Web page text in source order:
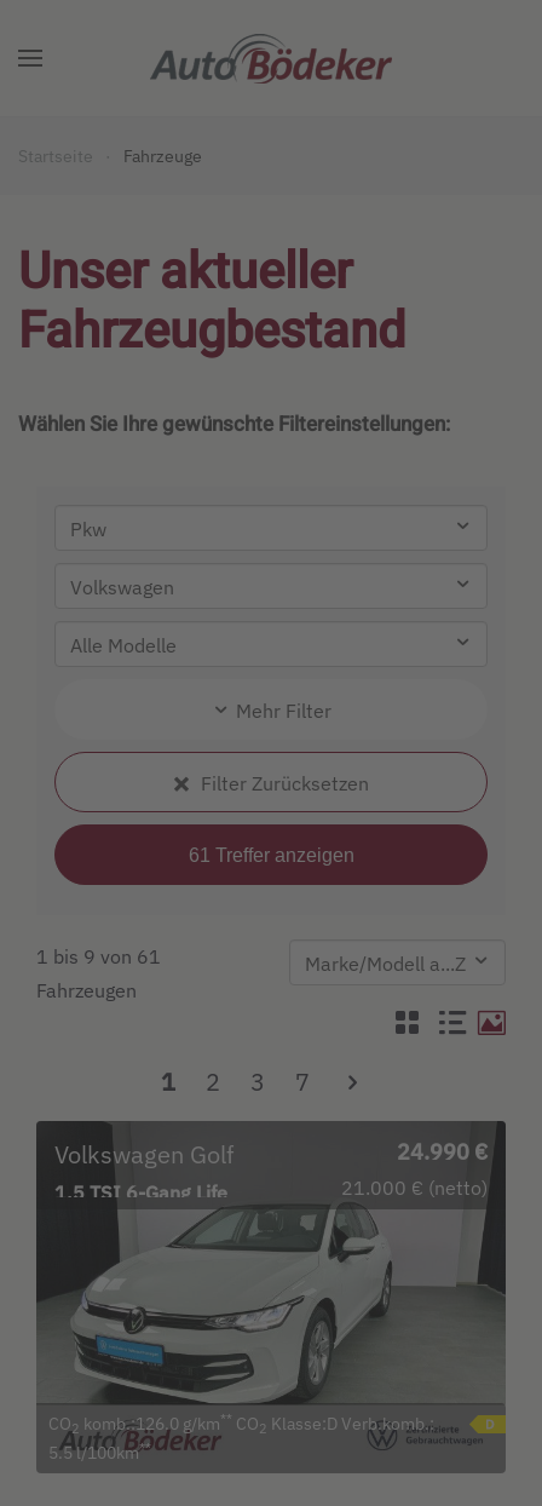
Zum Hauptinhalt springen
Startseite Fahrzeuge
Unser aktueller
Fahrzeugbestand
Wählen Sie Ihre gewünschte Filtereinstellungen:
Mehr Filter
Filter Zurücksetzen
1 bis 9 von 61
Fahrzeugen
1 2 3 7
Volkswagen Golf
1.5 TSI 6-Gang Life
Garantie b.15.8.29 /
24.990 €
21.000 € (netto)
CO2 komb.:126.0 g/km** CO2 Klasse:D Verb.komb.:
5.5 l/100km**